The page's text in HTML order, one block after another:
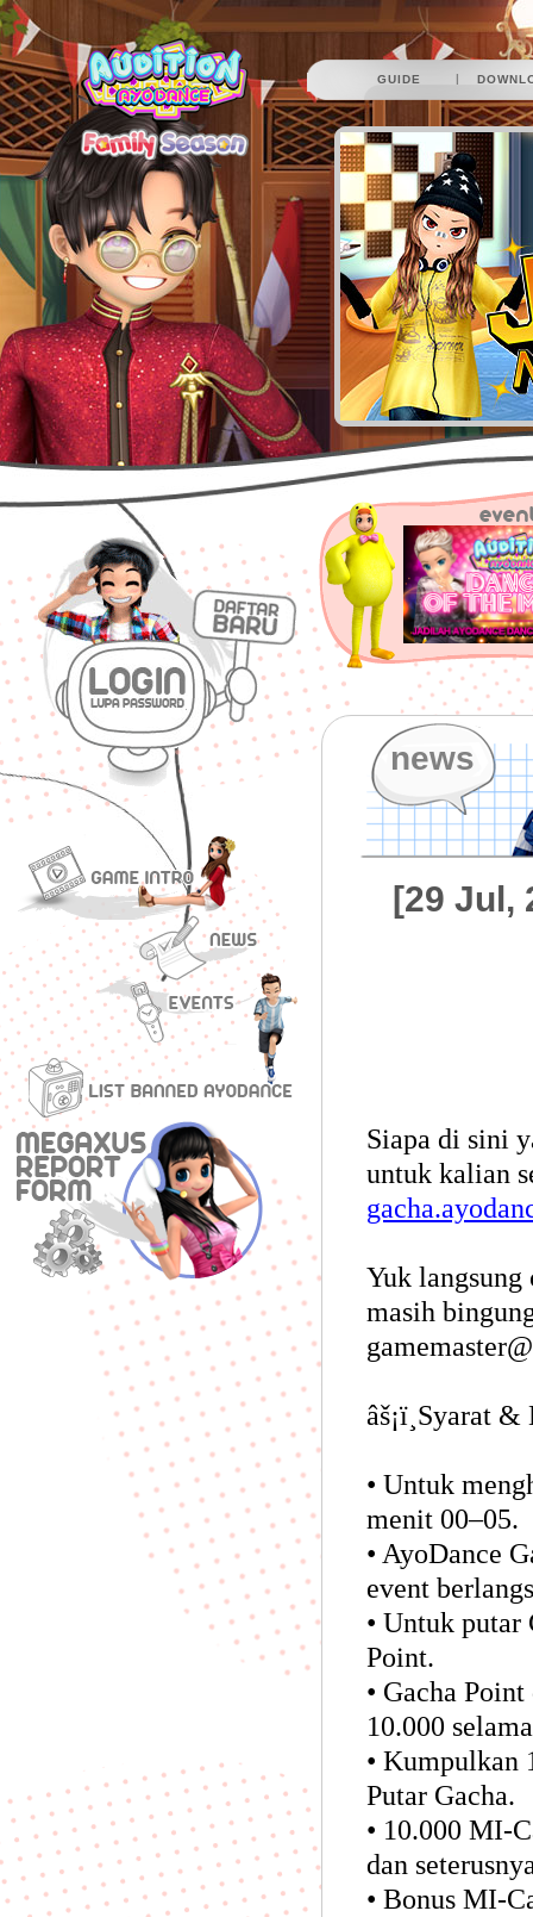
GUIDE |
news
[29 Jul,
Siapa di sini
untuk kalian
Yuk langsung
masih
âš¡ï¸Syarat &
• Untuk
menit 00–05.
• AyoDance
event
• Untuk putar
Point.
• Gacha
10.000
• Kumpulkan
Putar Gacha.
• 10.000 MI-
dan
• Bonus MI-